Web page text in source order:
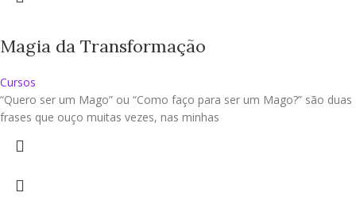
Magia da Transformação
Cursos
“Quero ser um Mago” ou “Como faço para ser um Mago?” são duas
frases que ouço muitas vezes, nas minhas